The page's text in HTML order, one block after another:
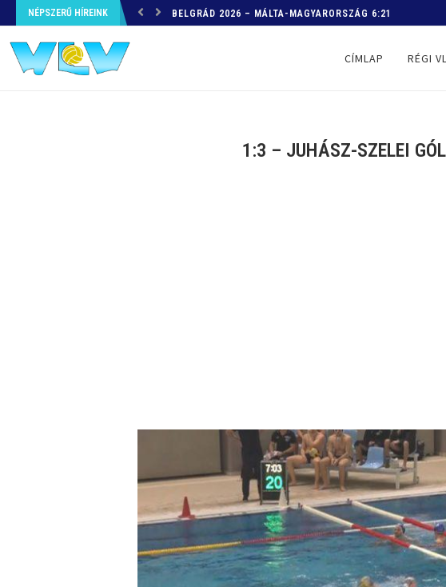
NÉPSZERŰ HÍREINK HELYZETKÉP AZ EB-RŐL – A TOVÁBBI PROGRAM
CÍMLAP RÉGI
1:3 – JUHÁSZ-SZELEI